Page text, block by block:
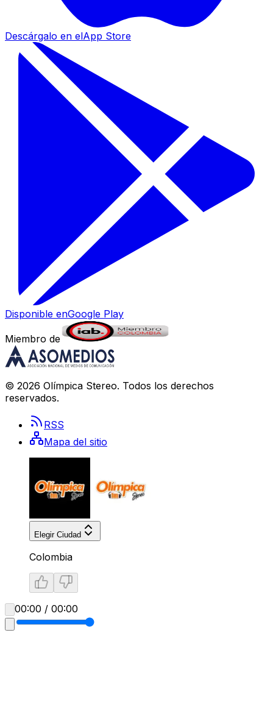
Descárgalo en elApp Store
Disponible enGoogle Play
Miembro de
© 2026 Olímpica Stereo. Todos los derechos
reservados.
RSS
Mapa del sitio
Elegir Ciudad
Colombia
00:00 / 00:00